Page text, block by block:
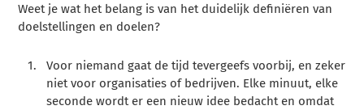
Weet je wat het belang is van het duidelijk definiëren van
doelstellingen en doelen?
Voor niemand gaat de tijd tevergeefs voorbij, en zeker
niet voor organisaties of bedrijven. Elke minuut, elke
seconde wordt er een nieuw idee bedacht en omdat